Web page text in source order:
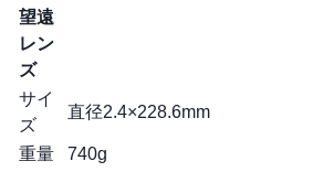
望遠
レン
ズ
サイ
ズ
直径2.4×228.6mm
重量
740g